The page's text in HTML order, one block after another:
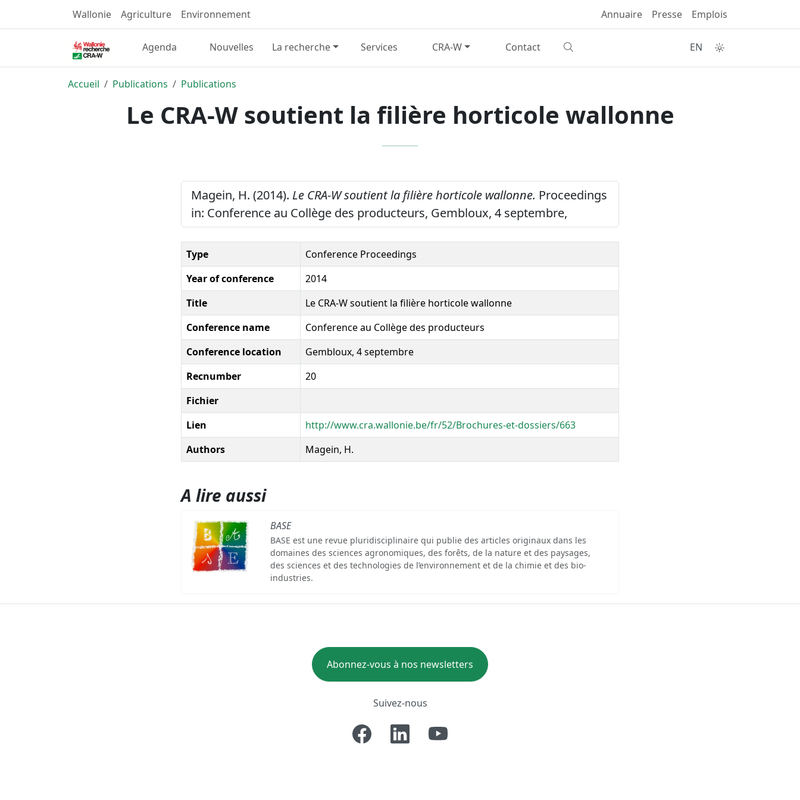
Wallonie Agriculture Environnement Annuaire Presse Emplois
Agenda Nouvelles La recherche Services CRA-W Contact EN
Accueil Publications Publications
Le CRA-W soutient la filière horticole wallonne
Magein, H. (2014). Le CRA-W soutient la filière horticole wallonne. Proceedings
in: Conference au Collège des producteurs, Gembloux, 4 septembre,
Type
Conference Proceedings
Year of conference
2014
Title
Le CRA-W soutient la filière horticole wallonne
Conference name
Conference au Collège des producteurs
Conference location
Gembloux, 4 septembre
Recnumber
20
Fichier
Lien
http://www.cra.wallonie.be/fr/52/Brochures-et-dossiers/663
Authors
Magein, H.
A lire aussi
BASE
BASE est une revue pluridisciplinaire qui publie des articles originaux dans les
domaines des sciences agronomiques, des forêts, de la nature et des paysages,
des sciences et des technologies de l’environnement et de la chimie et des bio-
industries.
Abonnez-vous à nos newsletters
Suivez-nous